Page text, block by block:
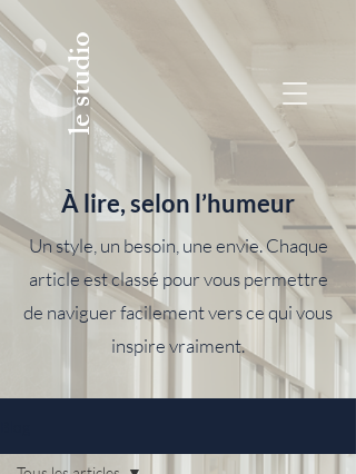
le studio
À lire, selon l’humeur
Un style, un besoin, une envie. Chaque
article est classé pour vous permettre
de naviguer facilement vers ce qui vous
inspire vraiment.